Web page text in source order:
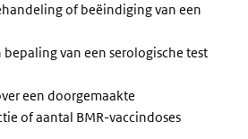
of beëindiging van een
bepaling van een serologische test
een doorgemaakte
of aantal BMR-vaccindoses